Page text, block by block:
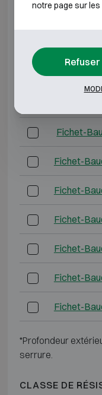
serrure.
Fichet-
Fichet-
Fichet-
Fichet-
Fichet-
Fichet-
Fichet-
*Profondeur
serrure.
CLASSE DE
notre page sur
Refuser